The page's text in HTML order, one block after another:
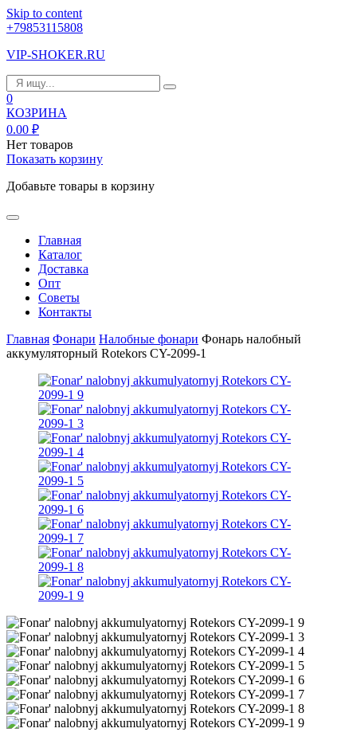
Skip to content
+79853115808
VIP-SHOKER.RU
0
КОЗРИНА
0.00 ₽
Нет товаров
Показать корзину
Добавьте товары в корзину
Главная
Каталог
Доставка
Опт
Советы
Контакты
Главная Фонари Налобные фонари Фонарь налобный
аккумуляторный Rotekors CY-2099-1